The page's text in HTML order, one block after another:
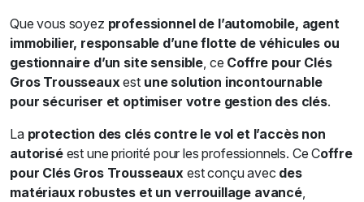
Que vous soyez professionnel de l’automobile, agent
immobilier, responsable d’une flotte de véhicules ou
gestionnaire d’un site sensible , ce Coffre pour Clés
Gros Trousseauxest une solution incontournable
pour sécuriser et optimiser votre gestion des clés.
La protection des clés contre le vol et l’accès non
autoriséest une priorité pour les professionnels. Ce Coffre
pour Clés Gros Trousseaux est conçu avec des
matériaux robustes et un verrouillage avancé,